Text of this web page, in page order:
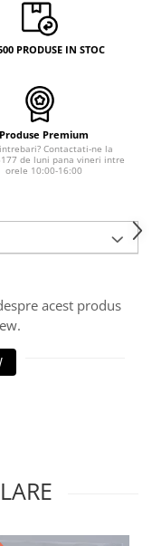
PRODUSE IN STOC
Produse Premium
Contactati-ne la
de luni pana vineri intre
orele 10:00-16:00
acest produs